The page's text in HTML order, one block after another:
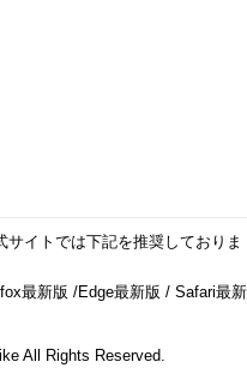
イトでは下記を推奨しておりま
最新版 /Edge最新版 / Safari最新
All Rights Reserved.